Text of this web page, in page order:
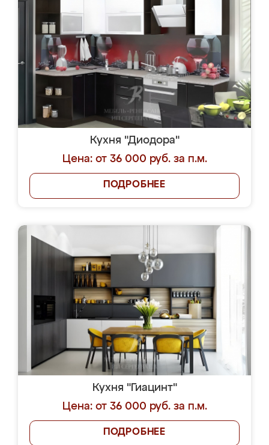
Кухня "Диодора"
Цена: от 36 000 руб. за п.м.
ПОДРОБНЕЕ
Кухня "Гиацинт"
Цена: от 36 000 руб. за п.м.
ПОДРОБНЕЕ